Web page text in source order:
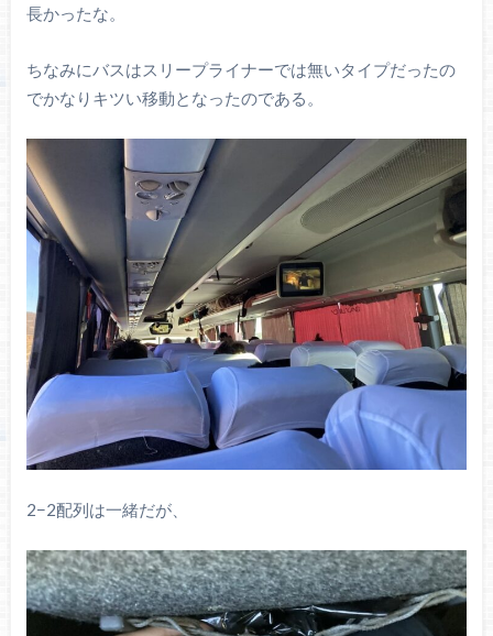
長かったな。
ちなみにバスはスリープライナーでは無いタイプだったの
でかなりキツい移動となったのである。
2−2配列は一緒だが、